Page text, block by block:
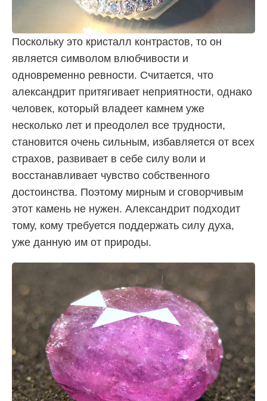
Поскольку это кристалл контрастов, то он
является символом влюбчивости и
одновременно ревности. Считается, что
александрит притягивает неприятности, однако
человек, который владеет камнем уже
несколько лет и преодолел все трудности,
становится очень сильным, избавляется от всех
страхов, развивает в себе силу воли и
восстанавливает чувство собственного
достоинства. Поэтому мирным и сговорчивым
этот камень не нужен. Александрит подходит
тому, кому требуется поддержать силу духа,
уже данную им от природы.